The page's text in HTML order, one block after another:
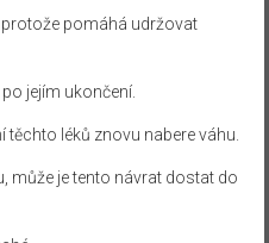
protože pomáhá udržovat
jejím ukončení.
léků znovu nabere váhu.
může je tento návrat dostat do